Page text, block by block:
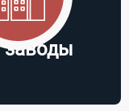
заводы